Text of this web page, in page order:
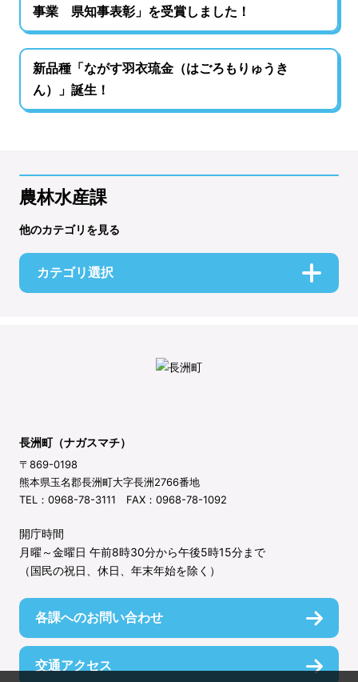
事業 県知事表彰」を受賞しました！
新品種「ながす羽衣琉金（はごろもりゅうき
ん）」誕生！
農林水産課
他のカテゴリを見る
カテゴリ選択
長洲町（ナガスマチ）
〒869-0198
熊本県玉名郡長洲町大字長洲2766番地
TEL：0968-78-3111 FAX：0968-78-1092
開庁時間
月曜～金曜日 午前8時30分から午後5時15分まで
（国民の祝日、休日、年末年始を除く）
各課へのお問い合わせ
交通アクセス